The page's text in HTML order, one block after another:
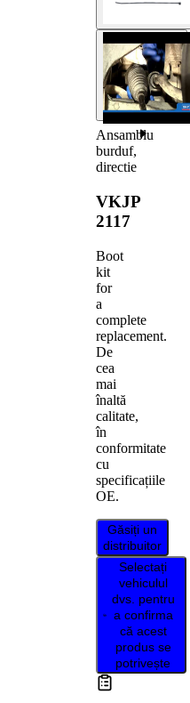
Ansamblu
burduf,
directie
VKJP
2117
Boot
kit
for
a
complete
replacement.
De
cea
mai
înaltă
calitate,
în
conformitate
cu
specificațiile
OE.
Găsiți un
distribuitor
Selectați
vehiculul
dvs. pentru
a confirma
că acest
produs se
potrivește